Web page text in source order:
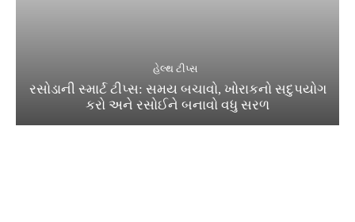
હેલ્થ ટીપ્સ
રસોડાની સ્માર્ટ ટીપ્સ: સમય બચાવો, ખોરાકનો સદુપયોગ
કરો અને રસોઈને બનાવો વધુ સરળ